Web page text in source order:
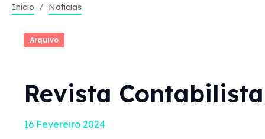
Início Notícias
Arquivo
Revista
16 Fevereiro 2024